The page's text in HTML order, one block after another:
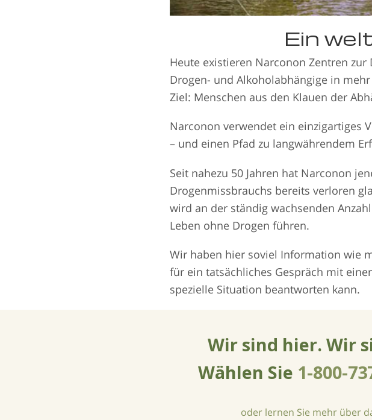
Ein
Heute existieren Narconon Zentren
Drogen- und Alkoholabhängige in
Ziel: Menschen aus den Klauen der
Narconon verwendet ein einzigartiges
– und einen Pfad zu langwährendem
Seit nahezu 50 Jahren hat Narconon
Drogenmissbrauchs bereits verloren
wird an der ständig wachsenden
Leben ohne Drogen führen.
Wir haben hier soviel Information wie
für ein tatsächliches Gespräch mit
spezielle Situation beantworten kann.
Wir sind hier. Wir
Wählen Sie 1-800-
oder lernen Sie mehr über